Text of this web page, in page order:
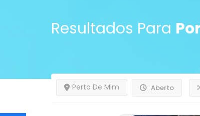
Resultados Para
Aberto
Perto De Mim